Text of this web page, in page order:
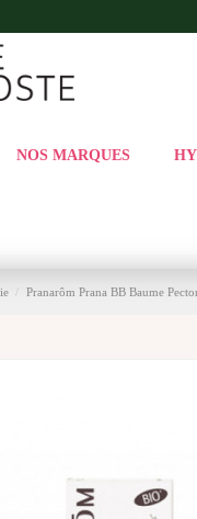
NOS MARQUES
Pranarôm Prana BB Baume